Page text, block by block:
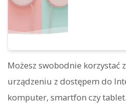
Możesz swobodnie korzystać
urządzeniu z dostępem do
komputer, smartfon czy tablet.